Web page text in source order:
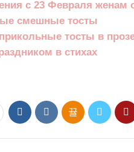
с 23 Февраля женам
смешные тосты
тосты в
в стихах